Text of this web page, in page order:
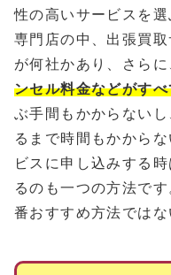
性の高いサービスを
専門店の中、出張買
が何社かあり、さらに
ンセル料金などがす
ぶ手間もかからない
るまで時間もかから
ビスに申し込みする
るのも一つの方法で
番おすすめ方法ではな